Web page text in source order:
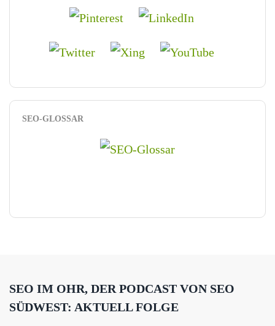
SEO-GLOSSAR
SEO IM OHR, DER PODCAST VON SEO
SÜDWEST: AKTUELL FOLGE